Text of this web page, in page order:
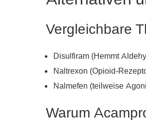
Vergleichbare
Disulfiram (Hemmt
Naltrexon (Opioid-
Nalmefen (teilweise
Warum